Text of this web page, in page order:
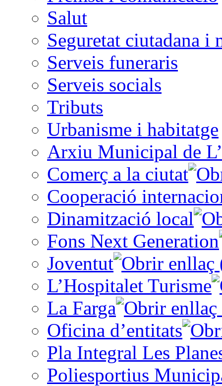
Salut
Seguretat ciutadana i
Serveis funeraris
Serveis socials
Tributs
Urbanisme i habitatge
Arxiu Municipal de
Comerç a la ciutat
Cooperació
Dinamització local
Fons Next Generation
Joventut
L’Hospitalet Turisme
La Farga
Oficina d’entitats
Pla Integral Les
Poliesportius